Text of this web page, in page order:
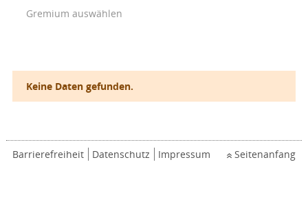
Gremium auswählen
Keine Daten gefunden.
Barrierefreiheit Datenschutz Impressum Seitenanfang